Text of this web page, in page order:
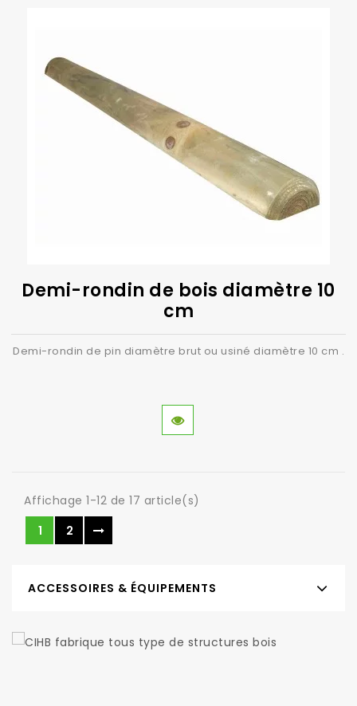
Demi-rondin de bois diamètre 10
cm
Demi-rondin de pin diamètre brut ou usiné diamètre 10 cm .
Affichage 1-12 de 17 article(s)
1
2
ACCESSOIRES & ÉQUIPEMENTS